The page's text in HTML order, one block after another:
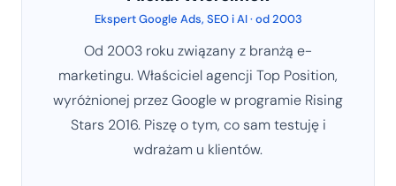
Ekspert Google Ads, SEO i AI · od 2003
Od 2003 roku związany z branżą e-
marketingu. Właściciel agencji Top Position,
wyróżnionej przez Google w programie Rising
Stars 2016. Piszę o tym, co sam testuję i
wdrażam u klientów.